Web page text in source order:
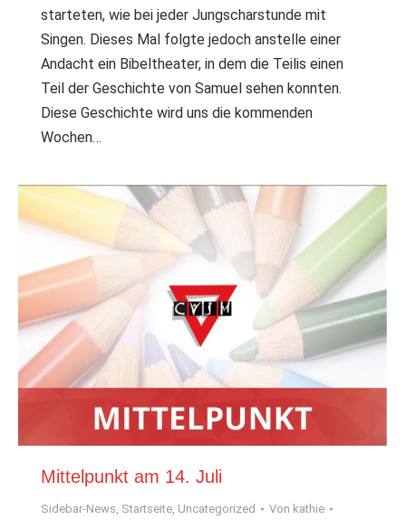
starteten, wie bei jeder Jungscharstunde mit
Singen. Dieses Mal folgte jedoch anstelle einer
Andacht ein Bibeltheater, in dem die Teilis einen
Teil der Geschichte von Samuel sehen konnten.
Diese Geschichte wird uns die kommenden
Wochen…
Mittelpunkt am 14. Juli
Sidebar-News, Startseite, Uncategorized Von kathie